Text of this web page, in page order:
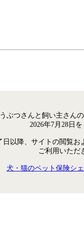
ぶつさんと飼い主さん
2026年7月28日
日以降、サイトの閲覧お
ご利用いただ
犬・猫のペット保険シ